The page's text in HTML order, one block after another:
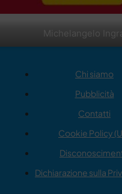
Michelangelo
Chi siamo
Pubblicità
Contatti
Cookie Policy
Dichiarazione sulla